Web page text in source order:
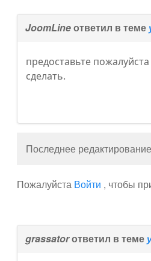
JoomLineответил в теме
предоставьте
сделать.
Последнее
Пожалуйста Войти , чтобы
grassatorответил в теме